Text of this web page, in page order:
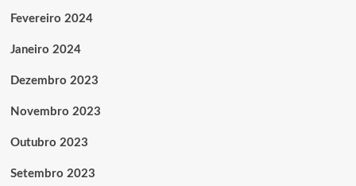
Fevereiro 2024
Janeiro 2024
Dezembro 2023
Novembro 2023
Outubro 2023
Setembro 2023